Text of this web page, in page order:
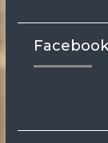
Facebook